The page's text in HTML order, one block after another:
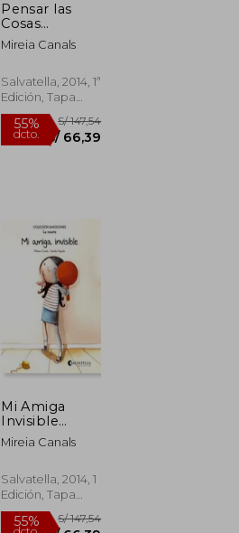
Pensar las
Cosas
(Rústica):
Emociones 8
Impulsividad)
(Emociones
(Rústica))
Mireia Canals
Salvatella, 2014, 1ª
Edición, Tapa
Blanda, Nuevo
55%
dcto. S/ 66,39
Mi Amiga
Invisible
(Rústica):
Emociones 1
(Emociones
(Rústica))
Mireia Canals
Salvatella, 2014, 1
Edición, Tapa
Blanda, Nuevo